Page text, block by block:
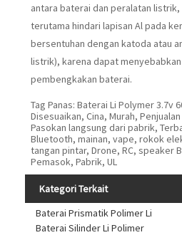
antara baterai dan peralatan listrik,
terutama hindari lapisan Al pada
bersentuhan dengan katoda atau
listrik), karena dapat
pembengkakan baterai.
Tag Panas: Baterai Li Polymer 3.7v
Disesuaikan, Cina, Murah,
Pasokan langsung dari pabrik,
Bluetooth, mainan, vape, rokok
tangan pintar, Drone, RC, speaker
Pemasok, Pabrik, UL
Kategori Terkait
Baterai Prismatik Polimer Li
Baterai Silinder Li Polimer